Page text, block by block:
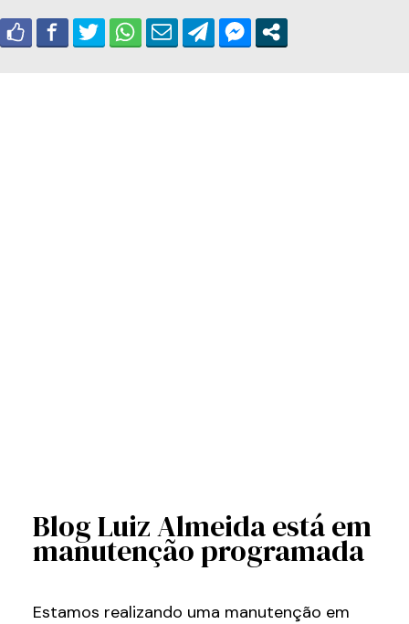
Blog Luiz Almeida está em
manutenção programada
Estamos realizando uma manutenção em